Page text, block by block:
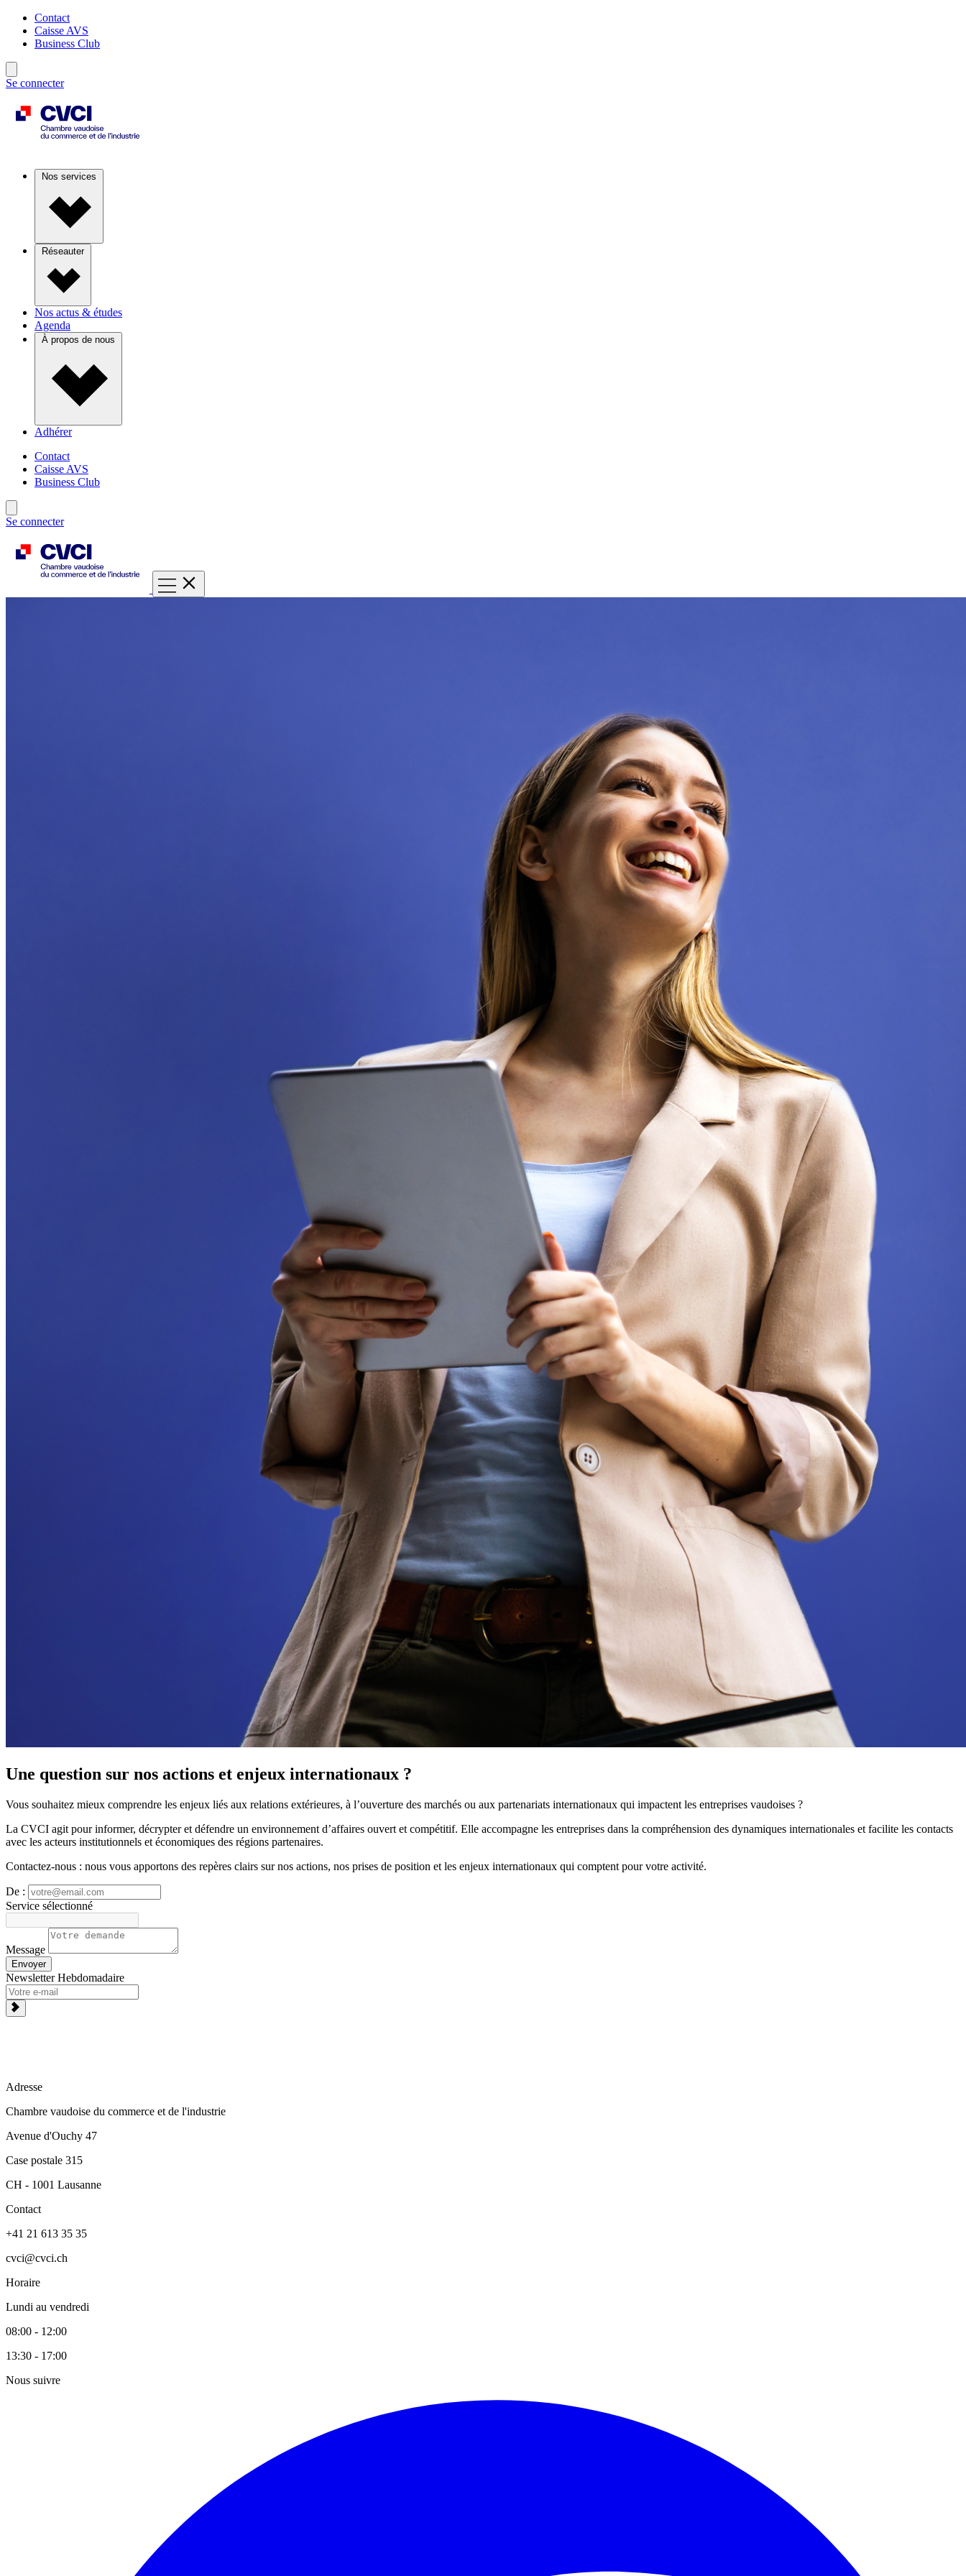
Contact
Caisse AVS
Business Club
Se connecter
Nos services
Réseauter
Nos actus & études
Agenda
À propos de nous
Adhérer
Contact
Caisse AVS
Business Club
Se connecter
Une question sur nos actions et enjeux internationaux ?
Vous souhaitez mieux comprendre les enjeux liés aux relations extérieures, à l’ouverture des marchés ou aux partenariats internationaux qui impactent les entreprises vaudoises ?
La CVCI agit pour informer, décrypter et défendre un environnement d’affaires ouvert et compétitif. Elle accompagne les entreprises dans la compréhension des dynamiques internationales et facilite les contacts
avec les acteurs institutionnels et économiques des régions partenaires.
Contactez‑nous : nous vous apportons des repères clairs sur nos actions, nos prises de position et les enjeux internationaux qui comptent pour votre activité.
De :
Service sélectionné
Message
Envoyer
Newsletter Hebdomadaire
Adresse
Chambre vaudoise du commerce et de l'industrie
Avenue d'Ouchy 47
Case postale 315
CH - 1001 Lausanne
Contact
+41 21 613 35 35
cvci@cvci.ch
Horaire
Lundi au vendredi
08:00 - 12:00
13:30 - 17:00
Nous suivre